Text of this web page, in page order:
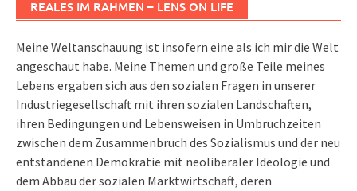
REALES IM RAHMEN – LENS ON LIFE
Meine Weltanschauung ist insofern eine als ich mir die Welt
angeschaut habe. Meine Themen und große Teile meines
Lebens ergaben sich aus den sozialen Fragen in unserer
Industriegesellschaft mit ihren sozialen Landschaften,
ihren Bedingungen und Lebensweisen in Umbruchzeiten
zwischen dem Zusammenbruch des Sozialismus und der neu
entstandenen Demokratie mit neoliberaler Ideologie und
dem Abbau der sozialen Marktwirtschaft, deren